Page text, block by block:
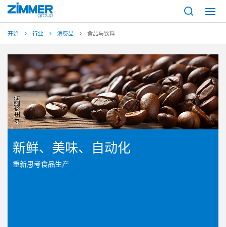
开始 行业 消费品 食品与饮料
AI 生成图片
新鲜、美味、自动化
重新思考食品生产